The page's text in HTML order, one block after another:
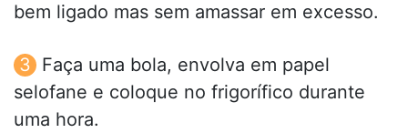
bem ligado mas sem amassar em excesso.
Faça uma bola, envolva em papel
selofane e coloque no frigorífico durante
uma hora.